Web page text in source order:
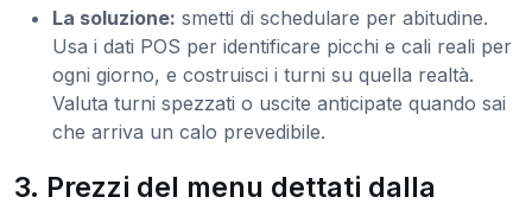
La soluzione: smetti di schedulare per abitudine.
Usa i dati POS per identificare picchi e cali reali per
ogni giorno, e costruisci i turni su quella realtà.
Valuta turni spezzati o uscite anticipate quando sai
che arriva un calo prevedibile.
3. Prezzi del menu dettati dalla